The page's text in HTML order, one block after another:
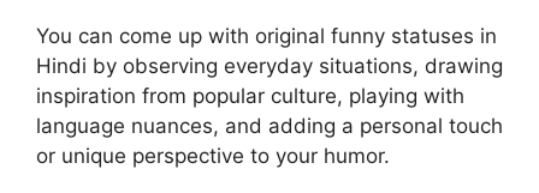
You can come up with original funny statuses in
Hindi by observing everyday situations, drawing
inspiration from popular culture, playing with
language nuances, and adding a personal touch
or unique perspective to your humor.